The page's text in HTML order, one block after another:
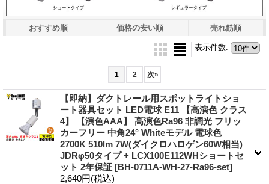
おすすめ順 価格の安い順 売れ筋順
表示件数:
1 2 次»
【即納】ダクトレール用スポットライトショ
ート器具セット LED電球 E11 【高演色 クラス
4】 【演色AAA】 高演色Ra96 非調光 フリッ
カーフリー 中角24° Whiteモデル 電球色
2700K 510lm 7W(ダイクロハロゲン60W相当)
JDRφ50タイプ + LCX100E112WHショートセ
ット 2年保証 [BH-0711A-WH-27-Ra96-set]
2,640円(税込)